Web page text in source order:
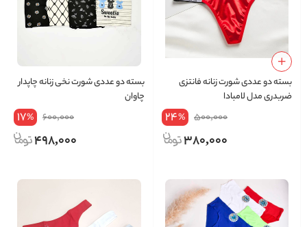
بسته دو عددی شورت زنانه فانتزی
ضربدری مدل لامبادا
500,000
24%
380,000
بسته دو عددی شورت نخی زنانه چاپدار
چاوان
600,000
17%
498,000